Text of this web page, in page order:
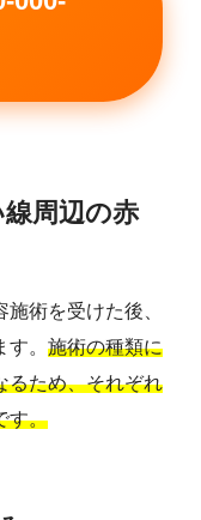
周辺の赤
術を受けた後、
。 施術の種類に
るため、それぞれ
す。